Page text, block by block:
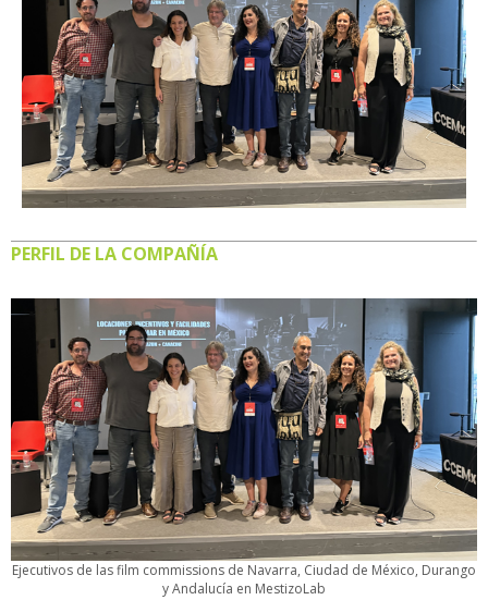
PERFIL DE LA COMPAÑÍA
Ejecutivos de las film commissions de Navarra, Ciudad de México, Durango
y Andalucía en MestizoLab